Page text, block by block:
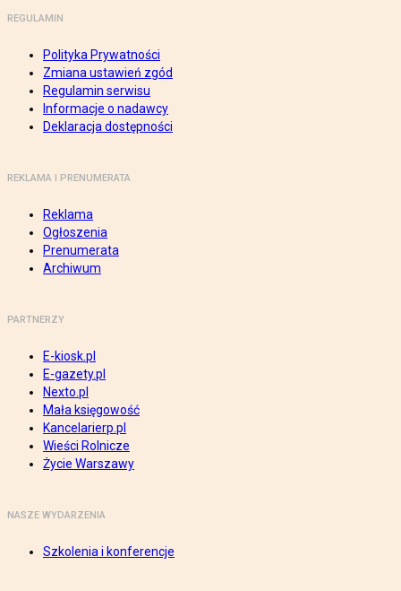
REGULAMIN
Polityka Prywatności
Zmiana ustawień zgód
Regulamin serwisu
Informacje o nadawcy
Deklaracja dostępności
REKLAMA I PRENUMERATA
Reklama
Ogłoszenia
Prenumerata
Archiwum
PARTNERZY
E-kiosk.pl
E-gazety.pl
Nexto.pl
Mała księgowość
Kancelarierp.pl
Wieści Rolnicze
Życie Warszawy
NASZE WYDARZENIA
Szkolenia i konferencje